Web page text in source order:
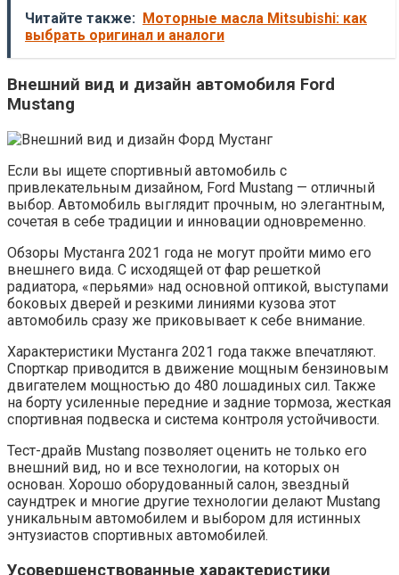
Читайте также: Моторные масла Mitsubishi: как
выбрать оригинал и аналоги
Внешний вид и дизайн автомобиля Ford
Mustang
Если вы ищете спортивный автомобиль с
привлекательным дизайном, Ford Mustang — отличный
выбор. Автомобиль выглядит прочным, но элегантным,
сочетая в себе традиции и инновации одновременно.
Обзоры Мустанга 2021 года не могут пройти мимо его
внешнего вида. С исходящей от фар решеткой
радиатора, «перьями» над основной оптикой, выступами
боковых дверей и резкими линиями кузова этот
автомобиль сразу же приковывает к себе внимание.
Характеристики Мустанга 2021 года также впечатляют.
Спорткар приводится в движение мощным бензиновым
двигателем мощностью до 480 лошадиных сил. Также
на борту усиленные передние и задние тормоза, жесткая
спортивная подвеска и система контроля устойчивости.
Тест-драйв Mustang позволяет оценить не только его
внешний вид, но и все технологии, на которых он
основан. Хорошо оборудованный салон, звездный
саундтрек и многие другие технологии делают Mustang
уникальным автомобилем и выбором для истинных
энтузиастов спортивных автомобилей.
Усовершенствованные характеристики